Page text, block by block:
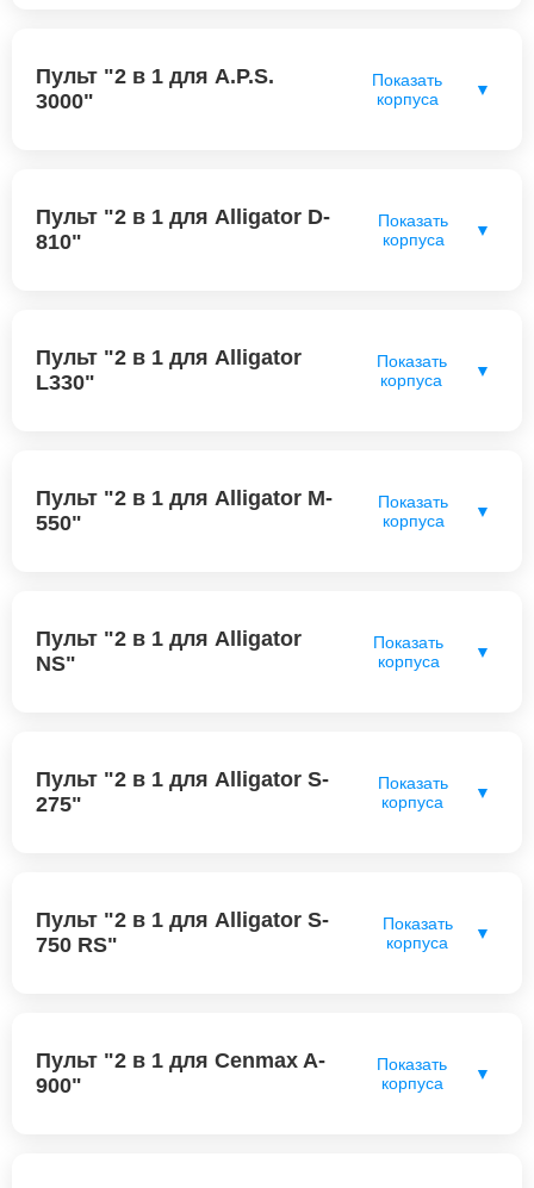
Пульт "2 в 1 для A.P.S.
3000"
Показать
корпуса
▼
Пульт "2 в 1 для Alligator D-
810"
Показать
корпуса
▼
Пульт "2 в 1 для Alligator
L330"
Показать
корпуса
▼
Пульт "2 в 1 для Alligator M-
550"
Показать
корпуса
▼
Пульт "2 в 1 для Alligator
NS"
Показать
корпуса
▼
Пульт "2 в 1 для Alligator S-
275"
Показать
корпуса
▼
Пульт "2 в 1 для Alligator S-
750 RS"
Показать
корпуса
▼
Пульт "2 в 1 для Cenmax A-
900"
Показать
корпуса
▼